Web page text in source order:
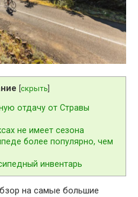
скрыть
отдачу от Стравы
не имеет сезона
более популярно, чем
инвентарь
на самые большие